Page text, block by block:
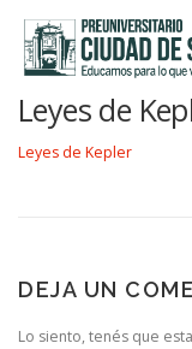
contenido
Leyes de
Leyes de Kepler
DEJA UN
Lo siento, tenés que